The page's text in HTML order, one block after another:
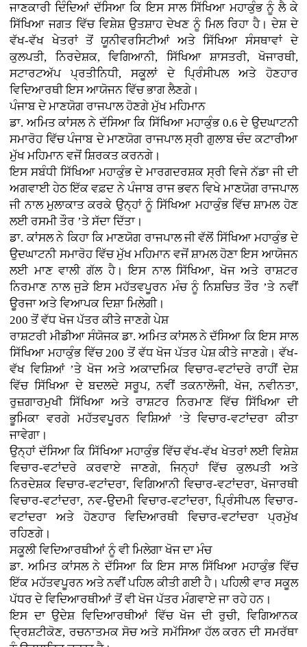
ਜਾਣਕਾਰੀ ਦਿੰਦਿਆਂ ਦੱਸਿਆ ਕਿ ਇਸ ਸਾਲ ਸਿੱਖਿਆ ਮਹਾਕੁੰਭ ਨੂੰ ਲੈ ਕੇ
ਸਿੱਖਿਆ ਜਗਤ ਵਿੱਚ ਵਿਸ਼ੇਸ਼ ਉਤਸ਼ਾਹ ਦੇਖਣ ਨੂੰ ਮਿਲ ਰਿਹਾ ਹੈ। ਦੇਸ਼ ਦੇ
ਵੱਖ-ਵੱਖ ਖੇਤਰਾਂ ਤੋਂ ਯੂਨੀਵਰਸਿਟੀਆਂ ਅਤੇ ਸਿੱਖਿਆ ਸੰਸਥਾਵਾਂ ਦੇ
ਕੁਲਪਤੀ, ਨਿਰਦੇਸ਼ਕ, ਵਿਗਿਆਨੀ, ਸਿੱਖਿਆ ਸ਼ਾਸਤਰੀ, ਖੋਜਾਰਥੀ,
ਸਟਾਰਟਅੱਪ ਪ੍ਰਤੀਨਿਧੀ, ਸਕੂਲਾਂ ਦੇ ਪ੍ਰਿੰਸੀਪਲ ਅਤੇ ਹੋਣਹਾਰ
ਵਿਦਿਆਰਥੀ ਇਸ ਆਯੋਜਨ ਵਿੱਚ ਭਾਗ ਲੈਣਗੇ।
ਪੰਜਾਬ ਦੇ ਮਾਣਯੋਗ ਰਾਜਪਾਲ ਹੋਣਗੇ ਮੁੱਖ ਮਹਿਮਾਨ
ਡਾ. ਅਮਿਤ ਕਾਂਸਲ ਨੇ ਦੱਸਿਆ ਕਿ ਸਿੱਖਿਆ ਮਹਾਕੁੰਭ 0.6 ਦੇ ਉਦਘਾਟਨੀ
ਸਮਾਰੋਹ ਵਿੱਚ ਪੰਜਾਬ ਦੇ ਮਾਣਯੋਗ ਰਾਜਪਾਲ ਸ੍ਰੀ ਗੁਲਾਬ ਚੰਦ ਕਟਾਰੀਆ
ਮੁੱਖ ਮਹਿਮਾਨ ਵਜੋਂ ਸ਼ਿਰਕਤ ਕਰਨਗੇ।
ਇਸ ਸਬੰਧੀ ਸਿੱਖਿਆ ਮਹਾਕੁੰਭ ਦੇ ਮਾਰਗਦਰਸ਼ਕ ਸ੍ਰੀ ਵਿਜੇ ਨੱਡਾ ਜੀ ਦੀ
ਅਗਵਾਈ ਹੇਠ ਇੱਕ ਵਫ਼ਦ ਨੇ ਪੰਜਾਬ ਰਾਜ ਭਵਨ ਵਿਖੇ ਮਾਣਯੋਗ ਰਾਜਪਾਲ
ਜੀ ਨਾਲ ਮੁਲਾਕਾਤ ਕਰਕੇ ਉਨ੍ਹਾਂ ਨੂੰ ਸਿੱਖਿਆ ਮਹਾਕੁੰਭ ਵਿੱਚ ਸ਼ਾਮਲ ਹੋਣ
ਲਈ ਰਸਮੀ ਤੌਰ ’ਤੇ ਸੱਦਾ ਦਿੱਤਾ।
ਡਾ. ਕਾਂਸਲ ਨੇ ਕਿਹਾ ਕਿ ਮਾਣਯੋਗ ਰਾਜਪਾਲ ਜੀ ਵੱਲੋਂ ਸਿੱਖਿਆ ਮਹਾਕੁੰਭ ਦੇ
ਉਦਘਾਟਨੀ ਸਮਾਰੋਹ ਵਿੱਚ ਮੁੱਖ ਮਹਿਮਾਨ ਵਜੋਂ ਸ਼ਾਮਲ ਹੋਣਾ ਇਸ ਆਯੋਜਨ
ਲਈ ਮਾਣ ਵਾਲੀ ਗੱਲ ਹੈ। ਇਸ ਨਾਲ ਸਿੱਖਿਆ, ਖੋਜ ਅਤੇ ਰਾਸ਼ਟਰ
ਨਿਰਮਾਣ ਨਾਲ ਜੁੜੇ ਇਸ ਮਹੱਤਵਪੂਰਨ ਮੰਚ ਨੂੰ ਨਿਸ਼ਚਿਤ ਤੌਰ ’ਤੇ ਨਵੀਂ
ਊਰਜਾ ਅਤੇ ਵਿਆਪਕ ਦਿਸ਼ਾ ਮਿਲੇਗੀ।
200 ਤੋਂ ਵੱਧ ਖੋਜ ਪੱਤਰ ਕੀਤੇ ਜਾਣਗੇ ਪੇਸ਼
ਰਾਸ਼ਟਰੀ ਮੀਡੀਆ ਸੰਯੋਜਕ ਡਾ. ਅਮਿਤ ਕਾਂਸਲ ਨੇ ਦੱਸਿਆ ਕਿ ਇਸ ਸਾਲ
ਸਿੱਖਿਆ ਮਹਾਕੁੰਭ ਵਿੱਚ 200 ਤੋਂ ਵੱਧ ਖੋਜ ਪੱਤਰ ਪੇਸ਼ ਕੀਤੇ ਜਾਣਗੇ। ਵੱਖ-
ਵੱਖ ਵਿਸ਼ਿਆਂ ’ਤੇ ਖੋਜ ਅਤੇ ਅਕਾਦਮਿਕ ਵਿਚਾਰ-ਵਟਾਂਦਰੇ ਰਾਹੀਂ ਦੇਸ਼
ਵਿੱਚ ਸਿੱਖਿਆ ਦੇ ਬਦਲਦੇ ਸਰੂਪ, ਨਵੀਂ ਤਕਨਾਲੋਜੀ, ਖੋਜ, ਨਵੀਨਤਾ,
ਰੁਜ਼ਗਾਰਮੁਖੀ ਸਿੱਖਿਆ ਅਤੇ ਰਾਸ਼ਟਰ ਨਿਰਮਾਣ ਵਿੱਚ ਸਿੱਖਿਆ ਦੀ
ਭੂਮਿਕਾ ਵਰਗੇ ਮਹੱਤਵਪੂਰਨ ਵਿਸ਼ਿਆਂ ’ਤੇ ਵਿਚਾਰ-ਵਟਾਂਦਰਾ ਕੀਤਾ
ਜਾਵੇਗਾ।
ਉਨ੍ਹਾਂ ਦੱਸਿਆ ਕਿ ਸਿੱਖਿਆ ਮਹਾਕੁੰਭ ਵਿੱਚ ਵੱਖ-ਵੱਖ ਖੇਤਰਾਂ ਲਈ ਵਿਸ਼ੇਸ਼
ਵਿਚਾਰ-ਵਟਾਂਦਰੇ ਕਰਵਾਏ ਜਾਣਗੇ, ਜਿਨ੍ਹਾਂ ਵਿੱਚ ਕੁਲਪਤੀ ਅਤੇ
ਨਿਰਦੇਸ਼ਕ ਵਿਚਾਰ-ਵਟਾਂਦਰਾ, ਵਿਗਿਆਨੀ ਵਿਚਾਰ-ਵਟਾਂਦਰਾ, ਖੋਜਾਰਥੀ
ਵਿਚਾਰ-ਵਟਾਂਦਰਾ, ਨਵ-ਉਦਮੀ ਵਿਚਾਰ-ਵਟਾਂਦਰਾ, ਪ੍ਰਿੰਸੀਪਲ ਵਿਚਾਰ-
ਵਟਾਂਦਰਾ ਅਤੇ ਹੋਣਹਾਰ ਵਿਦਿਆਰਥੀ ਵਿਚਾਰ-ਵਟਾਂਦਰਾ ਪ੍ਰਮੁੱਖ
ਰਹਿਣਗੇ।
ਸਕੂਲੀ ਵਿਦਿਆਰਥੀਆਂ ਨੂੰ ਵੀ ਮਿਲੇਗਾ ਖੋਜ ਦਾ ਮੰਚ
ਡਾ. ਅਮਿਤ ਕਾਂਸਲ ਨੇ ਦੱਸਿਆ ਕਿ ਇਸ ਸਾਲ ਸਿੱਖਿਆ ਮਹਾਕੁੰਭ ਵਿੱਚ
ਇੱਕ ਮਹੱਤਵਪੂਰਨ ਅਤੇ ਨਵੀਂ ਪਹਿਲ ਕੀਤੀ ਗਈ ਹੈ। ਪਹਿਲੀ ਵਾਰ ਸਕੂਲ
ਪੱਧਰ ਦੇ ਵਿਦਿਆਰਥੀਆਂ ਤੋਂ ਵੀ ਖੋਜ ਪੱਤਰ ਮੰਗਵਾਏ ਜਾ ਰਹੇ ਹਨ।
ਇਸ ਦਾ ਉਦੇਸ਼ ਵਿਦਿਆਰਥੀਆਂ ਵਿੱਚ ਖੋਜ ਦੀ ਰੁਚੀ, ਵਿਗਿਆਨਕ
ਦ੍ਰਿਸ਼ਟੀਕੋਣ, ਰਚਨਾਤਮਕ ਸੋਚ ਅਤੇ ਸਮੱਸਿਆ ਹੱਲ ਕਰਨ ਦੀ ਸਮਰੱਥਾ